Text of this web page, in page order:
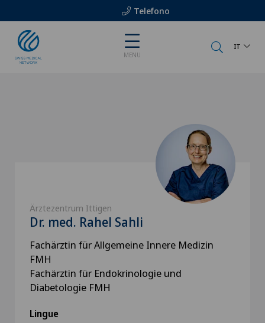
Telefono
MENU
IT
Ärztezentrum Ittigen
Dr. med. Rahel Sahli
Fachärztin für Allgemeine Innere Medizin
FMH
Fachärztin für Endokrinologie und
Diabetologie FMH
Lingue